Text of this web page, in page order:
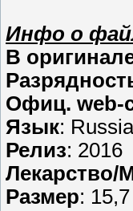
Инфо о
В
Офиц. web-
Язык:
Релиз: 2016
Лекарство/
Размер: